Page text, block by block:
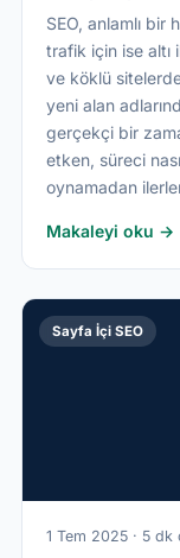
SEO, anlamlı
trafik için ise
ve köklü
yeni alan
gerçekçi bir
etken, süreci
oynamadan
Makaleyi oku →
Sayfa İçi SEO
1 Tem 2025 · 5 dk